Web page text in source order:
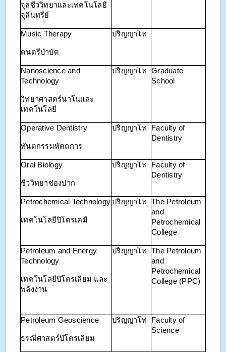
จุลชีววิทยาและเทคโนโลยี
จุลินทรีย์
Music Therapy
ดนตรีบำบัด
ปริญญาโท
Nanoscience and
Technology
วิทยาศาสตร์นาโนและ
เทคโนโลยี
ปริญญาโท
Graduate
School
Operative Dentistry
ทันตกรรมหัตถการ
ปริญญาโท
Faculty of
Dentistry
Oral Biology
ชีววิทยาช่องปาก
ปริญญาโท
Faculty of
Dentistry
Petrochemical Technology
เทคโนโลยีปิโตรเคมี
ปริญญาโท
The Petroleum
and
Petrochemical
College
Petroleum and Energy
Technology
เทคโนโลยีปิโตรเลียม และ
พลังงาน
ปริญญาโท
The Petroleum
and
Petrochemical
College (PPC)
Petroleum Geoscience
ธรณีศาสตร์ปิโตรเลียม
ปริญญาโท
Faculty of
Science